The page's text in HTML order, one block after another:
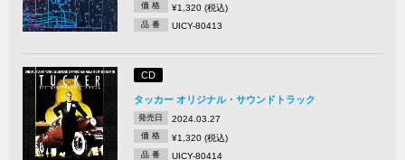
価 格 ¥1,320 (税込)
品 番 UICY-80413
CD
タッカー オリジナル・サウンドトラック
発売日 2024.03.27
価 格 ¥1,320 (税込)
品 番 UICY-80414